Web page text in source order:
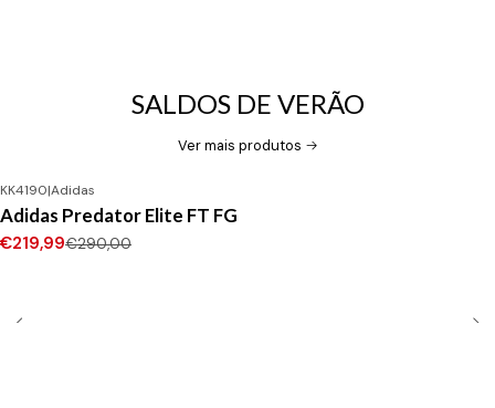
SALDOS DE VERÃO
Ver mais produtos
-24%DESCONTO
Novo
KK4190|Adidas
Adidas Predator Elite FT FG
€219,99€290,00